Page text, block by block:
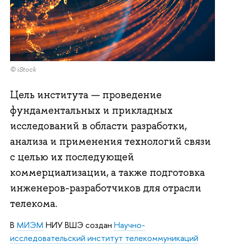
© iStock
Цель института — проведение
фундаментальных и прикладных
исследований в области разработки,
анализа и применения технологий связи
с целью их последующей
коммерциализации, а также подготовка
инженеров-разработчиков для отрасли
телекома.
В МИЭМ НИУ ВШЭ создан Научно-
исследовательский институт телекоммуникаций